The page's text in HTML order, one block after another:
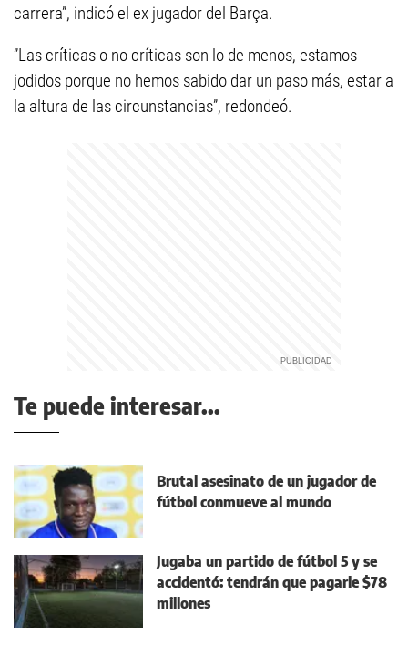
carrera”, indicó el ex jugador del Barça.
”Las críticas o no críticas son lo de menos, estamos
jodidos porque no hemos sabido dar un paso más, estar a
la altura de las circunstancias”, redondeó.
Te puede interesar...
Brutal asesinato de un jugador de
fútbol conmueve al mundo
Jugaba un partido de fútbol 5 y se
accidentó: tendrán que pagarle $78
millones